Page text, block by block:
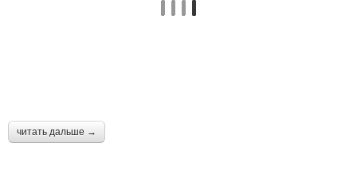
читать дальше →